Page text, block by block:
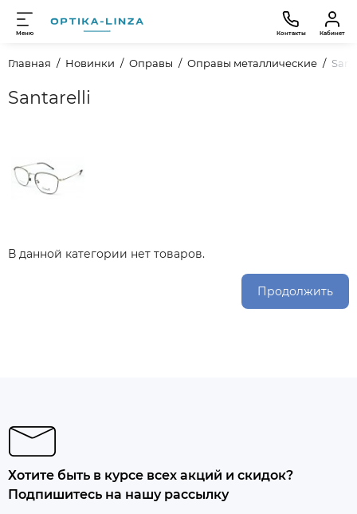
Меню Контакты Кабинет
Главная Новинки Оправы Оправы металлические
Santarelli
В данной категории нет товаров.
Продолжить
Хотите быть в курсе всех акций и скидок?
Подпишитесь на нашу рассылку